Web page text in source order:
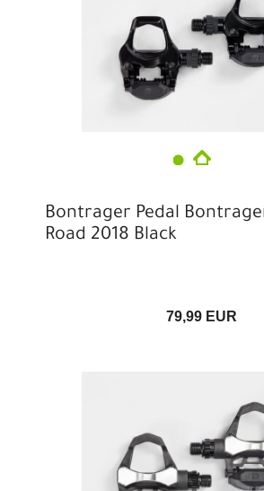
Bontrager Pedal
Road 2018 Black
79,99 EUR